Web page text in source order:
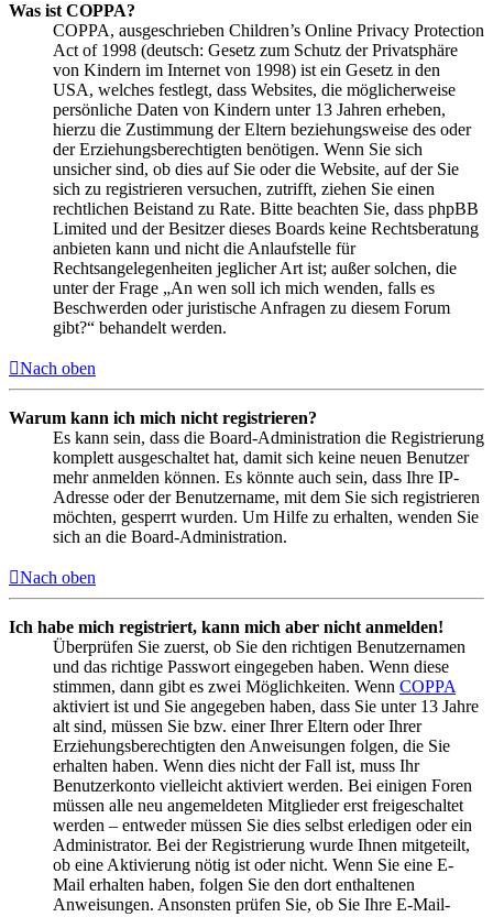
Was ist COPPA?
COPPA, ausgeschrieben Children’s Online Privacy Protection
Act of 1998 (deutsch: Gesetz zum Schutz der Privatsphäre
von Kindern im Internet von 1998) ist ein Gesetz in den
USA, welches festlegt, dass Websites, die möglicherweise
persönliche Daten von Kindern unter 13 Jahren erheben,
hierzu die Zustimmung der Eltern beziehungsweise des oder
der Erziehungsberechtigten benötigen. Wenn Sie sich
unsicher sind, ob dies auf Sie oder die Website, auf der Sie
sich zu registrieren versuchen, zutrifft, ziehen Sie einen
rechtlichen Beistand zu Rate. Bitte beachten Sie, dass phpBB
Limited und der Besitzer dieses Boards keine Rechtsberatung
anbieten kann und nicht die Anlaufstelle für
Rechtsangelegenheiten jeglicher Art ist; außer solchen, die
unter der Frage „An wen soll ich mich wenden, falls es
Beschwerden oder juristische Anfragen zu diesem Forum
gibt?“ behandelt werden.
Nach oben
Warum kann ich mich nicht registrieren?
Es kann sein, dass die Board-Administration die Registrierung
komplett ausgeschaltet hat, damit sich keine neuen Benutzer
mehr anmelden können. Es könnte auch sein, dass Ihre IP-
Adresse oder der Benutzername, mit dem Sie sich registrieren
möchten, gesperrt wurden. Um Hilfe zu erhalten, wenden Sie
sich an die Board-Administration.
Nach oben
Ich habe mich registriert, kann mich aber nicht anmelden!
Überprüfen Sie zuerst, ob Sie den richtigen Benutzernamen
und das richtige Passwort eingegeben haben. Wenn diese
stimmen, dann gibt es zwei Möglichkeiten. Wenn COPPA
aktiviert ist und Sie angegeben haben, dass Sie unter 13 Jahre
alt sind, müssen Sie bzw. einer Ihrer Eltern oder Ihrer
Erziehungsberechtigten den Anweisungen folgen, die Sie
erhalten haben. Wenn dies nicht der Fall ist, muss Ihr
Benutzerkonto vielleicht aktiviert werden. Bei einigen Foren
müssen alle neu angemeldeten Mitglieder erst freigeschaltet
werden – entweder müssen Sie dies selbst erledigen oder ein
Administrator. Bei der Registrierung wurde Ihnen mitgeteilt,
ob eine Aktivierung nötig ist oder nicht. Wenn Sie eine E-
Mail erhalten haben, folgen Sie den dort enthaltenen
Anweisungen. Ansonsten prüfen Sie, ob Sie Ihre E-Mail-